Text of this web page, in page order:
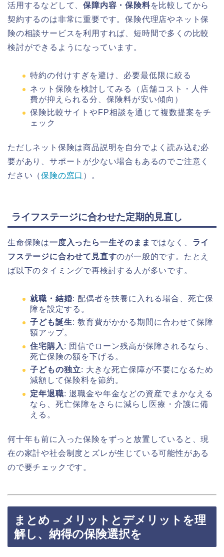
活用するなどして、保障内容・保険料を比較してから
契約するのは非常に重要です。保険代理店やネット保
険の相談サービスを利用すれば、短時間で多くの比較
検討ができるようになっています。
特約の付けすぎを避け、必要最低限に絞る
ネット保険を検討してみる（店舗コスト・人件
費が抑えられる分、保険料が安い傾向）
保険比較サイトやFP相談を通じて複数提案をチ
ェック
ただしネット保険は商品説明を自分でよく読み込む必
要があり、サポートが少ない場合もあるのでご注意く
ださい（保険の窓口 ）。
ライフステージに合わせた定期的見直し
生命保険は一度入ったら一生そのまま ではなく、 ライ
フステージに合わせて見直すのが一般的です。たとえ
ば以下のタイミングで再検討する人が多いです。
就職・結婚: 配偶者を扶養に入れる場合、死亡保
障を設定する。
子ども誕生: 教育費がかかる期間に合わせて保障
額アップ。
住宅購入 : 団信でローン残高が保障されるなら、
死亡保険の額を下げる。
子どもの独立: 大きな死亡保障が不要になるため
減額して保険料を節約。
定年退職: 退職金や年金などの資産でまかなえる
なら、死亡保障をさらに減らし医療・介護に備
える。
何十年も前に入った保険をずっと放置していると、現
在の家計や社会制度とズレが生じている可能性がある
ので要チェックです。
まとめ – メリットとデメリットを理
解し、納得の保険選択を